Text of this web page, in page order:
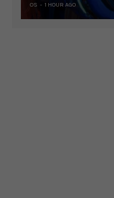
OS 1 HOUR AGO